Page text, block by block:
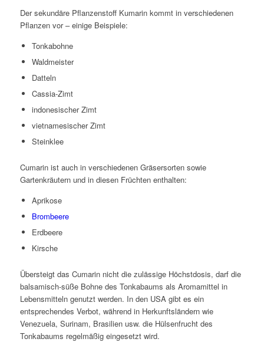
Der sekundäre Pflanzenstoff Kumarin kommt in verschiedenen
Pflanzen vor – einige Beispiele:
Tonkabohne
Waldmeister
Datteln
Cassia-Zimt
indonesischer Zimt
vietnamesischer Zimt
Steinklee
Cumarin ist auch in verschiedenen Gräsersorten sowie
Gartenkräutern und in diesen Früchten enthalten:
Aprikose
Brombeere
Erdbeere
Kirsche
Übersteigt das Cumarin nicht die zulässige Höchstdosis, darf die
balsamisch-süße Bohne des Tonkabaums als Aromamittel in
Lebensmitteln genutzt werden. In den USA gibt es ein
entsprechendes Verbot, während in Herkunftsländern wie
Venezuela, Surinam, Brasilien usw. die Hülsenfrucht des
Tonkabaums regelmäßig eingesetzt wird.